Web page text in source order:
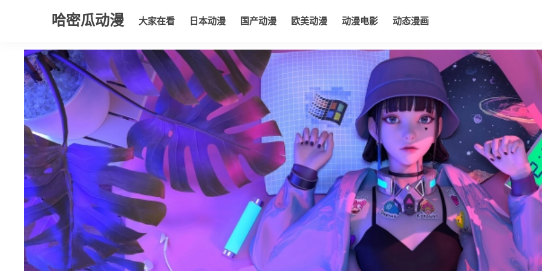
哈密瓜动漫 大家在看 日本动漫 国产动漫 欧美动漫 动漫电影 动态漫画
大家在看 日本动漫 国产动漫 欧美动漫 动漫电影 动态漫画